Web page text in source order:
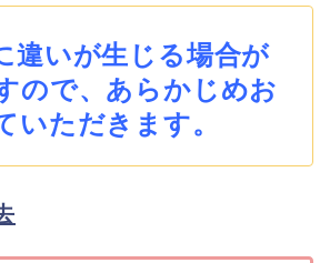
違いが生じる場合が
ので、あらかじめお
いただきます。